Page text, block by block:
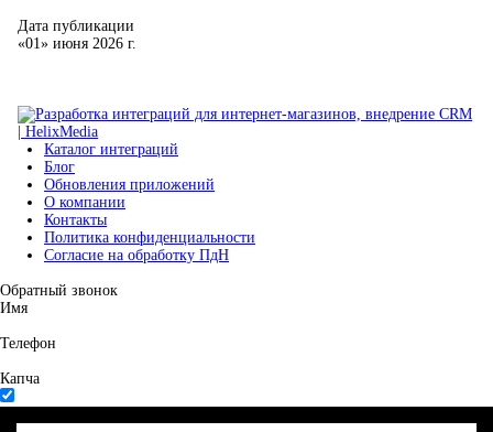
Дата публикации
«01» июня 2026 г.
Каталог интеграций
Блог
Обновления приложений
О компании
Контакты
Политика конфиденциальности
Согласие на обработку ПдН
Обратный звонок
Имя
Телефон
Капча